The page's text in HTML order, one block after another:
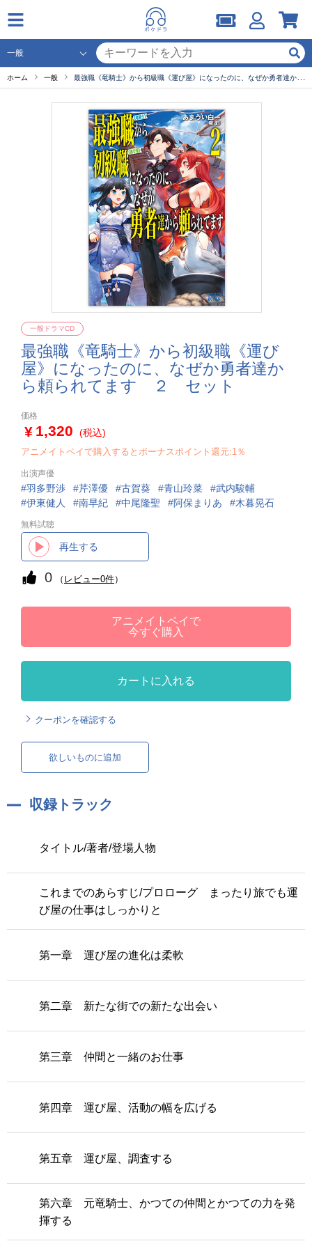
ホーム 一般 最強職《竜騎士》から初級職《運び屋》になったのに、なぜか勇者達から頼られてます ２ セット
最強職《竜騎士》から初級職《運び
屋》になったのに、なぜか勇者達か
ら頼られてます ２ セット
一般ドラマCD
価格
1,320 (税込)
アニメイトペイで購入するとボーナスポイント還元:1％
出演声優
羽多野渉 芹澤優 古賀葵 青山玲菜
武内駿輔
伊東健人
南早紀 中尾隆聖 阿保まりあ 木暮晃石
無料試聴
再生する
0 （ レビュー0件）
アニメイトペイで
今すぐ購入
カートに入れる
クーポンを確認する
欲しいものに追加
収録トラック
タイトル/著者/登場人物
これまでのあらすじ/プロローグ まったり旅でも運
び屋の仕事はしっかりと
第一章 運び屋の進化は柔軟
第二章 新たな街での新たな出会い
第三章 仲間と一緒のお仕事
第四章 運び屋、活動の幅を広げる
第五章 運び屋、調査する
第六章 元竜騎士、かつての仲間とかつての力を発
揮する